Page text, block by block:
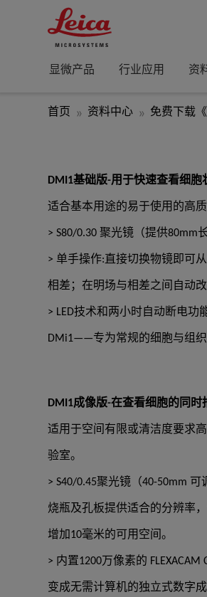
显微产品 行业应用 资
首页 资料中心 免费下载
DMI1基础版-用于快速查看细胞
适合基本用途的易于使用的高
> S80/0.30 聚光镜（提供80mm
> 单手操作:直接切换物镜即可
相差；在明场与相差之间自动
> LED技术和两小时自动断电功
DMi1——专为常规的细胞与组织
DMI1成像版-在查看细胞的同时
适用于空间有限或清洁度要求
验室。
> S40/0.45聚光镜（40-50mm
烧瓶及孔板提供适合的分辨率
增加10毫米的可用空间。
> 内置1200万像素的
变成无需计算机的独立式数字成